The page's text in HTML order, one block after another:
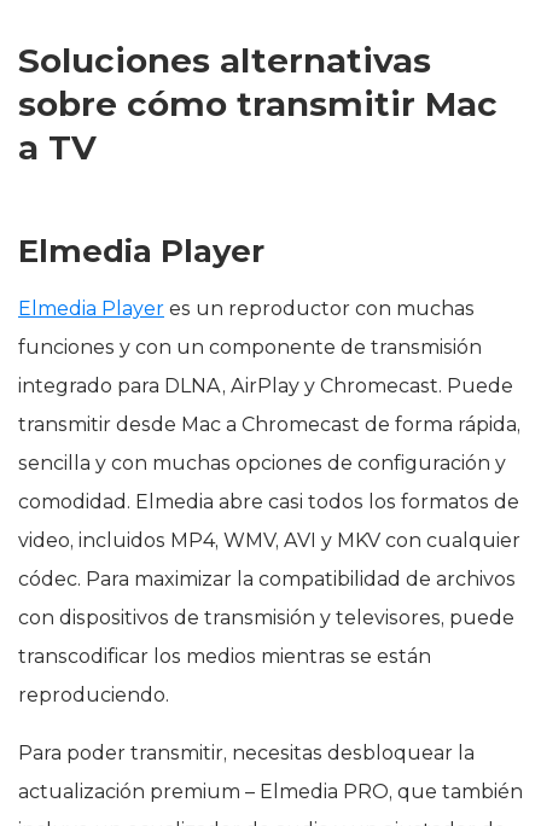
Soluciones alternativas
sobre cómo transmitir Mac
a TV
Elmedia Player
Elmedia Player es un reproductor con muchas
funciones y con un componente de transmisión
integrado para DLNA, AirPlay y Chromecast. Puede
transmitir desde Mac a Chromecast de forma rápida,
sencilla y con muchas opciones de configuración y
comodidad. Elmedia abre casi todos los formatos de
video, incluidos MP4, WMV, AVI y MKV con cualquier
códec. Para maximizar la compatibilidad de archivos
con dispositivos de transmisión y televisores, puede
transcodificar los medios mientras se están
reproduciendo.
Para poder transmitir, necesitas desbloquear la
actualización premium – Elmedia PRO, que también